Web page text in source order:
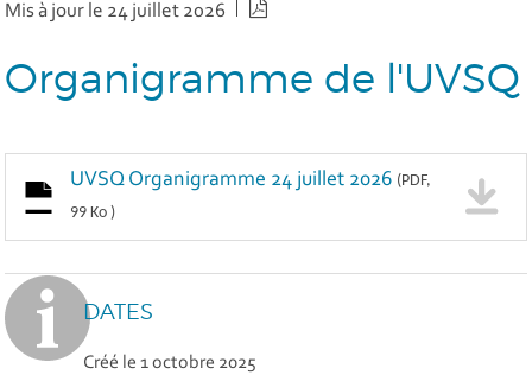
Mis à jour le 24 juillet 2026
Organigramme de l'UVSQ
UVSQ Organigramme 24 juillet 2026 (PDF,
99 Ko )
DATES
Créé le1 octobre 2025